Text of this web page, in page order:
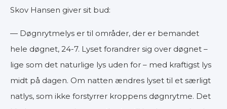
Skov Hansen giver sit bud:
— Døgnrytmelys er til områder, der er bemandet
hele døgnet, 24-7. Lyset forandrer sig over døgnet –
lige som det naturlige lys uden for – med kraftigst lys
midt på dagen. Om natten ændres lyset til et særligt
natlys, som ikke forstyrrer kroppens døgnrytme. Det